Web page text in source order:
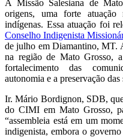
A Missão Salesiana de
origens, uma forte
indígenas. Essa atuação foi
Conselho Indigenista
de julho em Diamantino, MT.
na região de Mato Grosso,
fortalecimento das
autonomia e a preservação
Ir. Mário Bordignon, SDB,
do CIMI em Mato Grosso,
“assembleia está em um
indigenista, embora o